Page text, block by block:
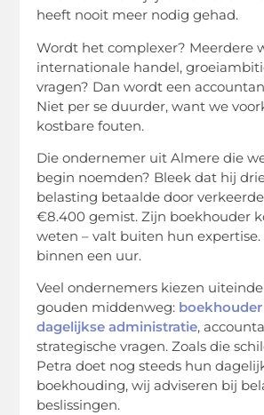
heeft nooit meer nodig gehad.
Wordt het complexer? Meerdere
internationale handel,
vragen? Dan wordt een
Niet per se duurder, want we
kostbare fouten.
Die ondernemer uit Almere die
begin noemden? Bleek dat hij
belasting betaalde door
€8.400 gemist. Zijn boekhouder
weten – valt buiten hun
binnen een uur.
Veel ondernemers kiezen
gouden middenweg:
dagelijkse administratie,
strategische vragen. Zoals die
Petra doet nog steeds hun
boekhouding, wij adviseren bij
beslissingen.